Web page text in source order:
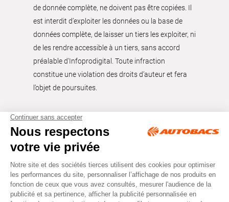
de donnée complète, ne doivent pas être copiées. Il
est interdit d’exploiter les données ou la base de
données complète, de laisser un tiers les exploiter, ni
de les rendre accessible à un tiers, sans accord
préalable d'Infoprodigital. Toute infraction
constitue une violation des droits d’auteur et fera
l’objet de poursuites.
Tous droits réservés © Autobacs